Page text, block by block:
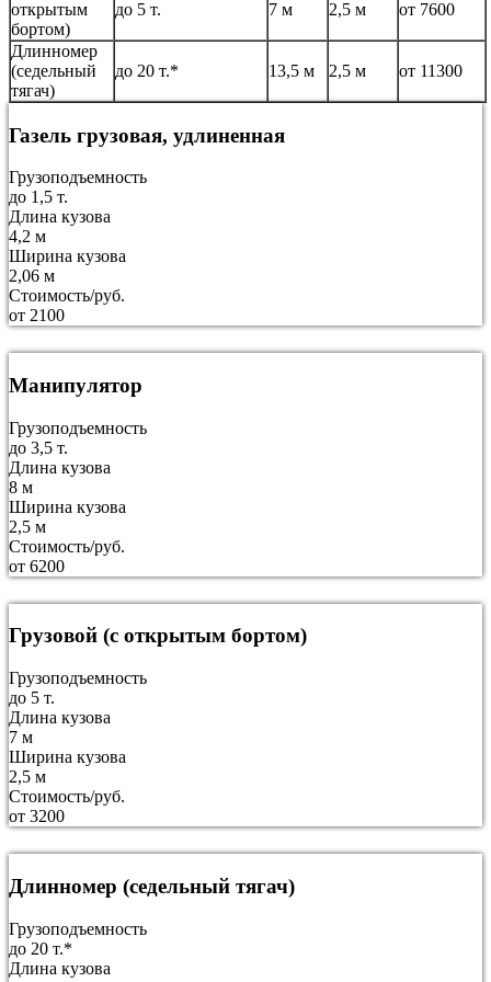
открытым
бортом)
до 5 т. 7 м 2,5 м от 7600
Длинномер
(седельный
тягач)
до 20 т.* 13,5 м 2,5 м от 11300
Газель грузовая, удлиненная
Грузоподъемность
до 1,5 т.
Длина кузова
4,2 м
Ширина кузова
2,06 м
Стоимость/руб.
от 2100
Манипулятор
Грузоподъемность
до 3,5 т.
Длина кузова
8 м
Ширина кузова
2,5 м
Стоимость/руб.
от 6200
Грузовой (с открытым бортом)
Грузоподъемность
до 5 т.
Длина кузова
7 м
Ширина кузова
2,5 м
Стоимость/руб.
от 3200
Длинномер (седельный тягач)
Грузоподъемность
до 20 т.*
Длина кузова